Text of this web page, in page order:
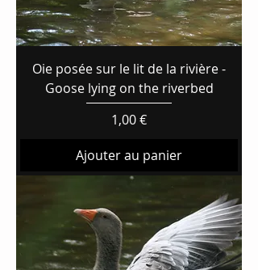
Oie posée sur le lit de la rivière -
Goose lying on the riverbed
Prix
1,00 €
Ajouter au panier